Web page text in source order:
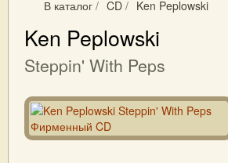
В каталог / CD / Ken Peplowski
Ken Peplowski
Steppin' With Peps